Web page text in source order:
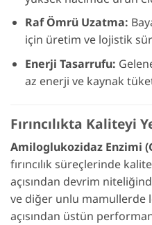
Raf Ömrü Uzatma:
için üretim ve lojistik
Enerji Tasarrufu:
az enerji ve kaynak
Fırıncılıkta Kaliteyi
Amiloglukozidaz Enzimi
fırıncılık süreçlerinde
açısından devrim
ve diğer unlu mamullerde
açısından üstün